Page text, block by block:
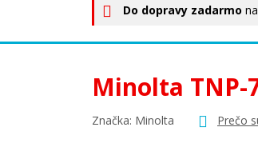
Do dopravy zadarmo
Minolta TNP-
Značka: Minolta Prečo